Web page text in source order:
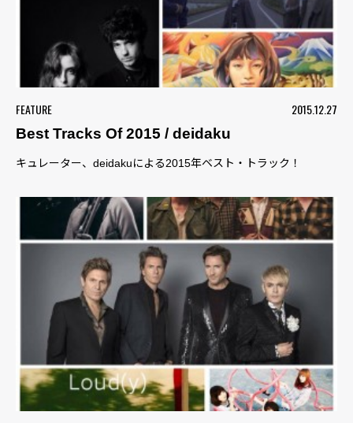
FEATURE
2015.12.27
Best Tracks Of 2015 / deidaku
キュレーター、deidakuによる2015年ベスト・トラック！